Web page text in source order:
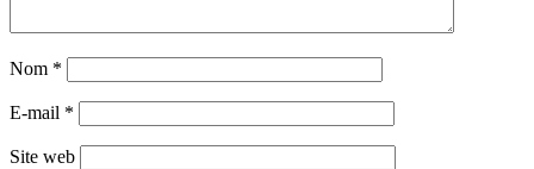
Nom *
E-mail *
Site web